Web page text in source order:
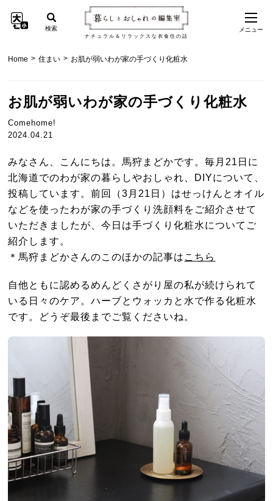
ナチュラル＆リラックスな衣食住の話
検索 メニュー
Home > 住まい > お肌が弱いわが家の手づくり化粧水
お肌が弱いわが家の手づくり化粧水
Comehome!
2024.04.21
みなさん、こんにちは。馬狩まどかです。毎月21日に
北海道でのわが家の暮らしやおしゃれ、DIYについて、
投稿しています。前回（3月21日）はせっけんとオイル
などを使ったわが家の手づくり洗顔料をご紹介させて
いただきましたが、今日は手づくり化粧水についてご
紹介します。
＊馬狩まどかさんのこのほかの記事は こちら
自他ともに認めるめんどくさがり屋の私が続けられて
いる日々のケア。ハーブとウォッカと水で作る化粧水
です。どうぞ最後までご覧くださいね。